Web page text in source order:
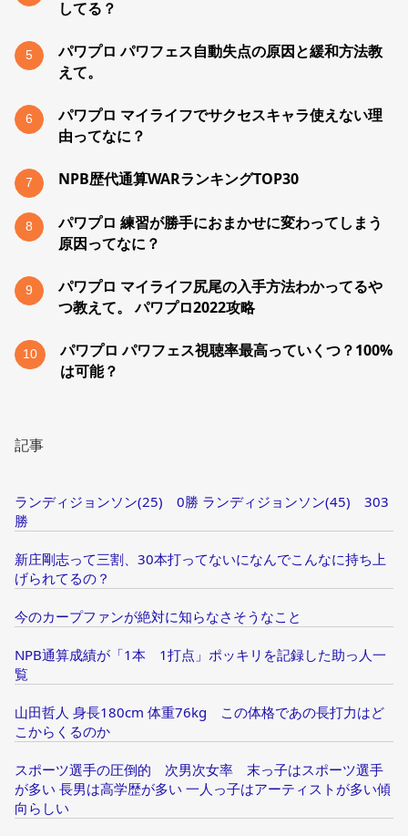
してる？
5
パワプロ パワフェス自動失点の原因と緩和方法教
えて。
6
パワプロ マイライフでサクセスキャラ使えない理
由ってなに？
7 NPB歴代通算WARランキングTOP30
8
パワプロ 練習が勝手におまかせに変わってしまう
原因ってなに？
9
パワプロ マイライフ尻尾の入手方法わかってるや
つ教えて。 パワプロ2022攻略
10
パワプロ パワフェス視聴率最高っていくつ？100%
は可能？
記事
ランディジョンソン(25) 0勝 ランディジョンソン(45) 303
勝
新庄剛志って三割、30本打ってないになんでこんなに持ち上
げられてるの？
今のカープファンが絶対に知らなさそうなこと
NPB通算成績が「1本 1打点」ポッキリを記録した助っ人一
覧
山田哲人 身長180cm 体重76kg この体格であの長打力はど
こからくるのか
スポーツ選手の圧倒的 次男次女率 末っ子はスポーツ選手
が多い 長男は高学歴が多い 一人っ子はアーティストが多い傾
向らしい